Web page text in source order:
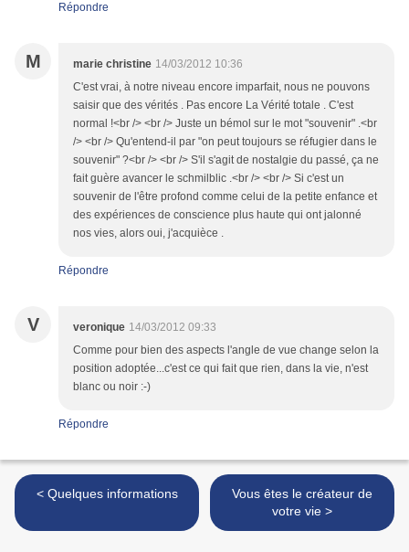
Répondre
M marie christine 14/03/2012 10:36
C'est vrai, à notre niveau encore imparfait, nous ne pouvons
saisir que des vérités . Pas encore La Vérité totale . C'est
normal !<br /> <br /> Juste un bémol sur le mot "souvenir" .<br
/> <br /> Qu'entend-il par "on peut toujours se réfugier dans le
souvenir" ?<br /> <br /> S'il s'agit de nostalgie du passé, ça ne
fait guère avancer le schmilblic .<br /> <br /> Si c'est un
souvenir de l'être profond comme celui de la petite enfance et
des expériences de conscience plus haute qui ont jalonné
nos vies, alors oui, j'acquièce .
Répondre
V veronique 14/03/2012 09:33
Comme pour bien des aspects l'angle de vue change selon la
position adoptée...c'est ce qui fait que rien, dans la vie, n'est
blanc ou noir :-)
Répondre
< Quelques informations
Vous êtes le créateur de
votre vie >